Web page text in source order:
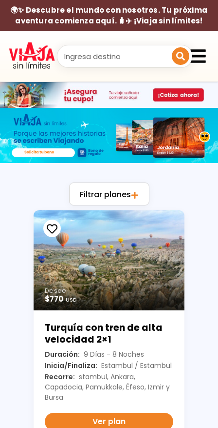
🌍✨ Descubre el mundo con nosotros. Tu próxima
aventura comienza aquí. 🧳✈️ ¡Viaja sin límites!
Filtrar planes
Desde
$770USD
Turquía con tren de alta
velocidad 2×1
Duración: 9 Días - 8 Noches
Inicia/Finaliza: Estambul / Estambul
Recorre: stambul, Ankara,
Capadocia, Pamukkale, Éfeso, Izmir y
Bursa
Ver plan